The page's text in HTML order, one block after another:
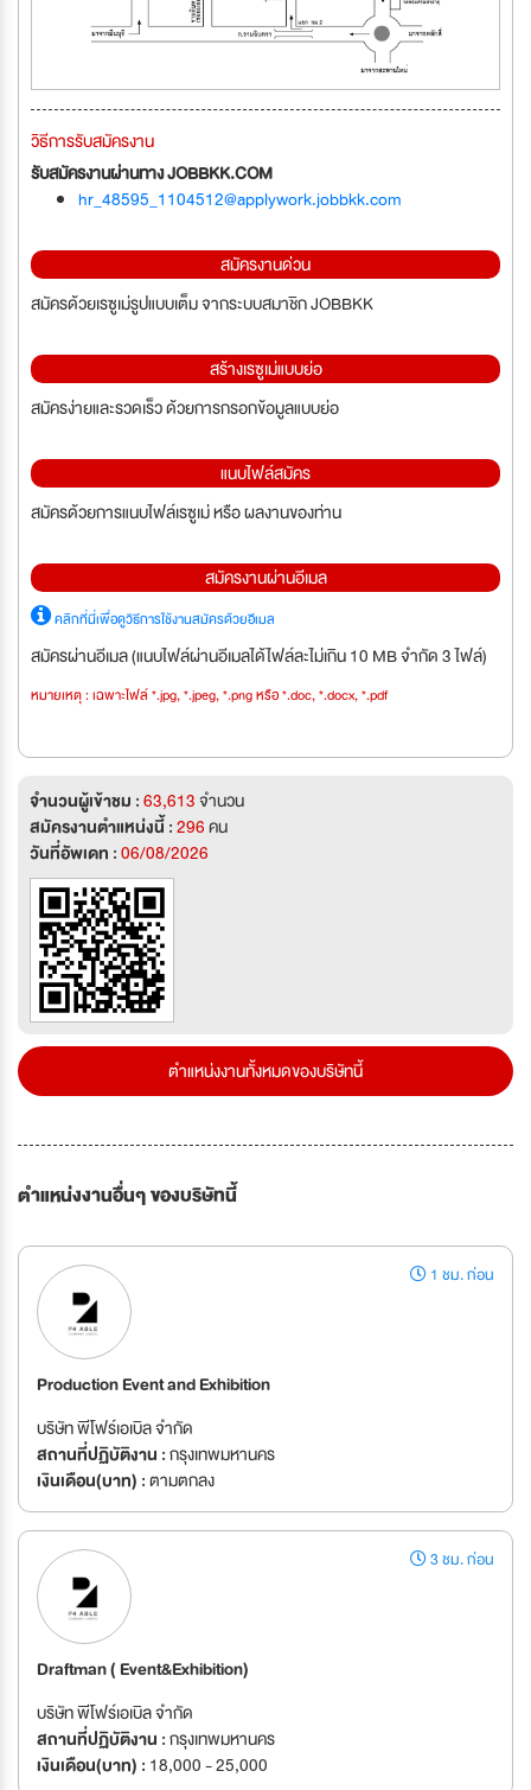
วิธีการรับสมัครงาน
รับสมัครงานผ่านทาง JOBBKK.COM
hr_48595_1104512@applywork.jobbkk.com
สมัครงานด่วน
สมัครด้วยเรซูเม่รูปแบบเต็ม จากระบบสมาชิก JOBBKK
สร้างเรซูเม่แบบย่อ
สมัครง่ายและรวดเร็ว ด้วยการกรอกข้อมูลแบบย่อ
แนบไฟล์สมัคร
สมัครด้วยการแนบไฟล์เรซูเม่ หรือ ผลงานของท่าน
สมัครงานผ่านอีเมล
คลิกที่นี่เพื่อดูวิธีการใช้งานสมัครด้วยอีเมล
สมัครผ่านอีเมล (แนบไฟล์ผ่านอีเมลได้ไฟล์ละไม่เกิน 10 MB จำกัด 3 ไฟล์)
หมายเหตุ : เฉพาะไฟล์ *.jpg, *.jpeg, *.png หรือ *.doc, *.docx, *.pdf
จำนวนผู้เข้าชม :63,613จำนวน
สมัครงานตำแหน่งนี้ :296คน
วันที่อัพเดท :06/08/2026
ตำแหน่งงานทั้งหมดของบริษัทนี้
ตำแหน่งงานอื่นๆ ของบริษัทนี้
1 ชม. ก่อน
Production Event and Exhibition
บริษัท พีโฟร์เอเบิล จำกัด
สถานที่ปฏิบัติงาน :กรุงเทพมหานคร
เงินเดือน(บาท) :ตามตกลง
3 ชม. ก่อน
Draftman ( Event&Exhibition)
บริษัท พีโฟร์เอเบิล จำกัด
สถานที่ปฏิบัติงาน :กรุงเทพมหานคร
เงินเดือน(บาท) : 18,000 - 25,000